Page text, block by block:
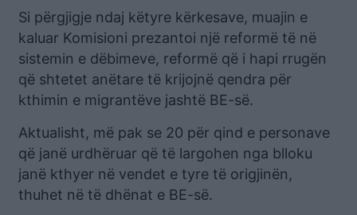
Si përgjigje ndaj këtyre kërkesave, muajin e
kaluar Komisioni prezantoi një reformë të në
sistemin e dëbimeve, reformë që i hapi rrugën
që shtetet anëtare të krijojnë qendra për
kthimin e migrantëve jashtë BE-së.
Aktualisht, më pak se 20 për qind e personave
që janë urdhëruar që të largohen nga blloku
janë kthyer në vendet e tyre të origjinën,
thuhet në të dhënat e BE-së.